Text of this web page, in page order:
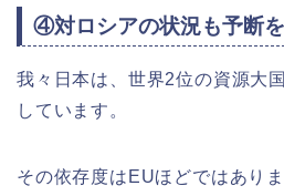
④対ロシアの状況も予断
我々日本は、世界2位の資源大
しています。
その依存度はEUほどではあり